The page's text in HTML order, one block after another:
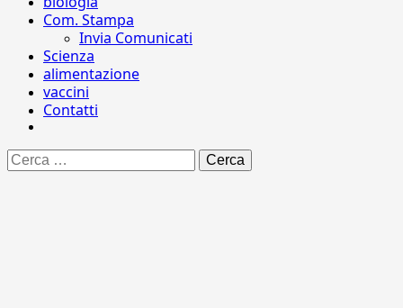
Com. Stampa
Invia Comunicati
Scienza
alimentazione
vaccini
Contatti
Ricerca
per: